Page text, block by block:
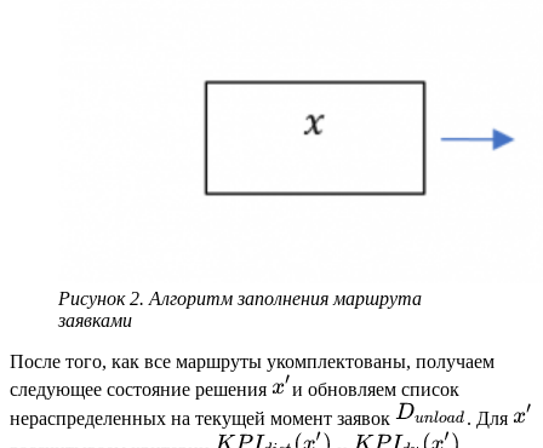
Рисунок 2. Алгоритм заполнения маршрута
заявками
После того, как все маршруты укомплектованы, получаем
следующее состояние решения
и обновляем список
нераспределенных на текущей момент заявок
. Для